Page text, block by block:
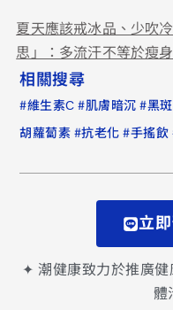
夏天應該戒冰品、少吹
思」：多流汗不等於瘦身
相關搜尋
#維生素C #肌膚暗沉 #黑斑
胡蘿蔔素 #抗老化 #手搖飲
立
✦ 潮健康致力於推廣
體